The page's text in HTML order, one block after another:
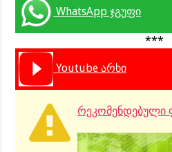
WhatsApp ჯგუფი
***
Youtube არხი
რეკომენდებული